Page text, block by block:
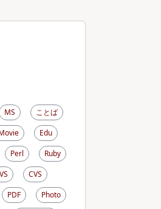
MS
ことば
Edu
Perl
Ruby
CVS
PDF
Photo